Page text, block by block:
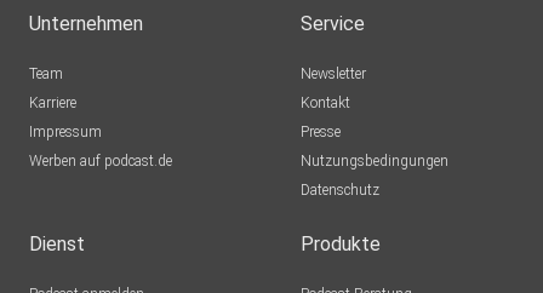
Unternehmen
Team
Karriere
Impressum
Werben auf podcast.de
Service
Newsletter
Kontakt
Presse
Nutzungsbedingungen
Datenschutz
Dienst Produkte